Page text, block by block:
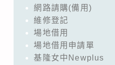
網路請購(備用)
維修登記
場地借用
場地借用申請單
基隆女中Newplus